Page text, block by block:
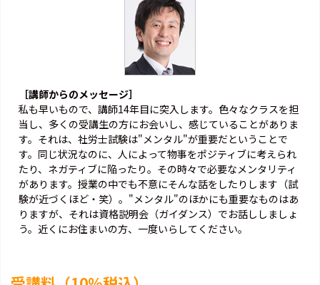
［講師からのメッセージ］
私も早いもので、講師14年目に突入します。色々なクラスを担
当し、多くの受講生の方にお会いし、感じていることがありま
す。それは、社労士試験は"メンタル"が重要だということで
す。同じ状況なのに、人によって物事をポジティブに考えられ
たり、ネガティブに陥ったり。その時々で必要なメンタリティ
があります。授業の中でも不意にそんな話をしたりします（試
験が近づくほど・笑）。"メンタル"のほかにも重要なものはあ
りますが、それは資格説明会（ガイダンス）でお話ししましょ
う。近くにお住まいの方、一度いらしてください。